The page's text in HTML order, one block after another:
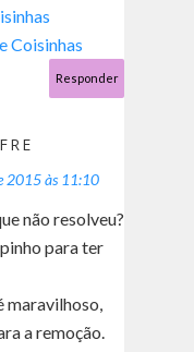
Coisinhas
Responder
2015 às 11:10
não resolveu?
para ter
maravilhoso,
a remoção.